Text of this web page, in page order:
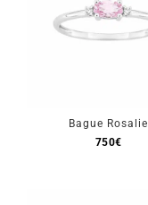
Bague Rosalie
750€